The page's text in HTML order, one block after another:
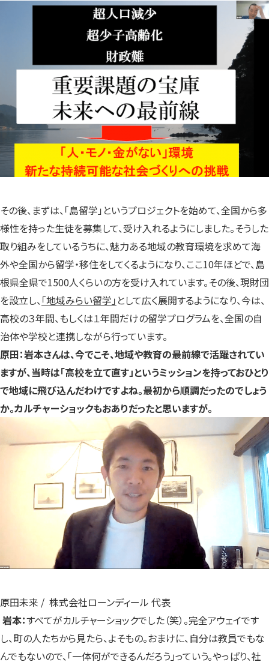
その後、まずは、「島留学」というプロジェクトを始めて、全国から多
様性を持った生徒を募集して、受け入れるようにしました。そうした
取り組みをしているうちに、魅力ある地域の教育環境を求めて海
外や全国から留学・移住をしてくるようになり、ここ10年ほどで、島
根県全県で1500人くらいの方を受け入れています。その後、現財団
を設立し、 「地域みらい留学」 として広く展開するようになり、今は、
高校の３年間、もしくは１年間だけの留学プログラムを、全国の自
治体や学校と連携しながら行っています。
原田：岩本さんは、今でこそ、地域や教育の最前線で活躍されてい
ますが、当時は「高校を立て直す」というミッションを持っておひとり
で地域に飛び込んだわけですよね。最初から順調だったのでしょう
か。カルチャーショックもおありだったと思いますが。
原田未来 / 株式会社ローンディール 代表
岩本：すべてがカルチャーショックでした（笑）。完全アウェイです
し、町の人たちから見たら、よそもの。おまけに、自分は教員でもな
んでもないので、「一体何ができるんだろう」っていう。やっぱり、社